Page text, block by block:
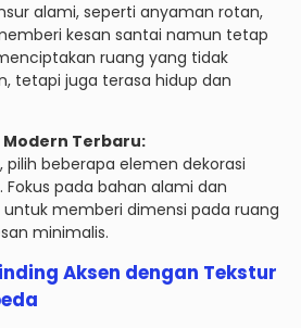
alami, seperti anyaman rotan,
kesan santai namun tetap
ruang yang tidak
tetapi juga terasa hidup dan
Terbaru:
beberapa elemen dekorasi
pada bahan alami dan
memberi dimensi pada ruang
minimalis.
Aksen dengan Tekstur